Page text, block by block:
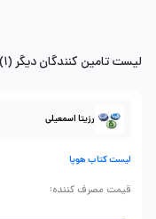
لیست تامین کنندگان دیگر (1)
رزیتا اسمعیلی
لیست کتاب هوپا
قیمت مصرف کننده: